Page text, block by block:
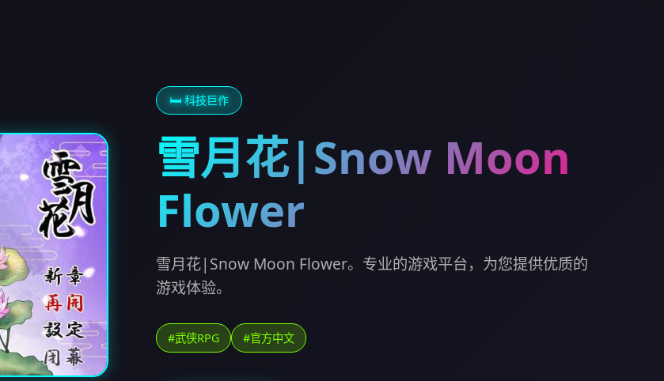
🛏️ 科技巨作
雪月花|Snow Moon
Flower
雪月花|Snow Moon Flower。专业的游戏平台，为您提供优质的
游戏体验。
#武侠RPG #官方中文